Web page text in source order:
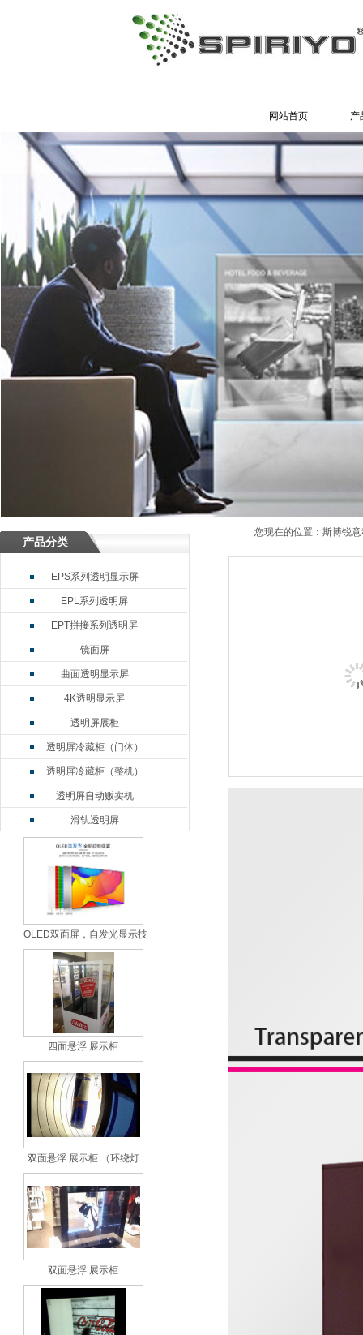
网站首页 产
您现在的位置： 斯博锐
产品分类
EPS系列透明显示屏
EPL系列透明屏
EPT拼接系列透明屏
镜面屏
曲面透明显示屏
4K透明显示屏
透明屏展柜
透明屏冷藏柜（门体）
透明屏冷藏柜（整机）
透明屏自动贩卖机
滑轨透明屏
OLED双面屏
LCD双面屏
电容触摸一体机
透明屏鱼缸
OLED弧形屏
透明屏触摸桌
透明拼接屏2*n
透明拼接屏3*n
透明拼接屏竖拼
悬浮展示柜
OLED双面屏，自发光显示技
四面悬浮 展示柜
双面悬浮 展示柜 （环绕灯
双面悬浮 展示柜